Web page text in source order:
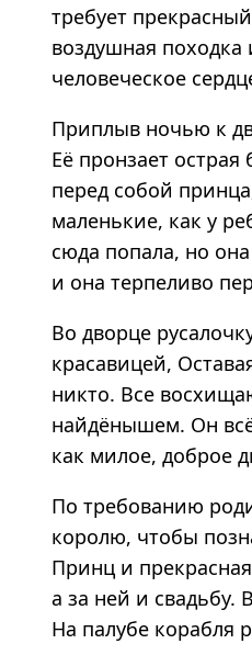
требует
воздушная походка
человеческое
Приплыв ночью к
Её пронзает
перед собой
маленькие, как у
сюда попала, но
и она терпеливо
Во дворце
красавицей,
никто. Все
найдёнышем. Он
как милое, доброе
По требованию
королю, чтобы
Принц и
а за ней и свадьбу.
На палубе корабля